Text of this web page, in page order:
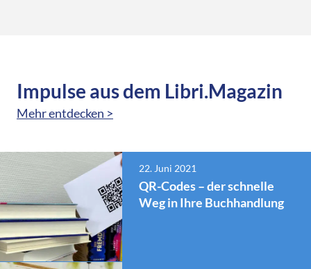
Impulse aus dem Libri.Magazin
Mehr entdecken >
22. Juni 2021
QR-Codes – der schnelle
Weg in Ihre Buchhandlung